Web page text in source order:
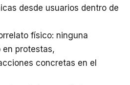
desde usuarios dentro de
físico: ninguna
protestas,
concretas en el